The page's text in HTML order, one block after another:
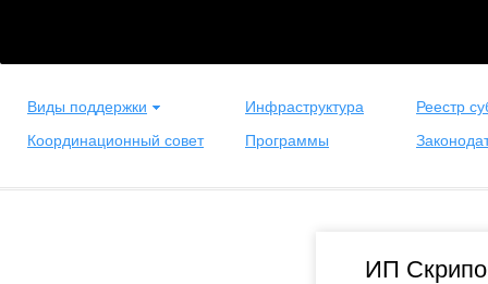
Виды поддержки Инфраструктура
Реестр
Координационный совет
Программы
ИП